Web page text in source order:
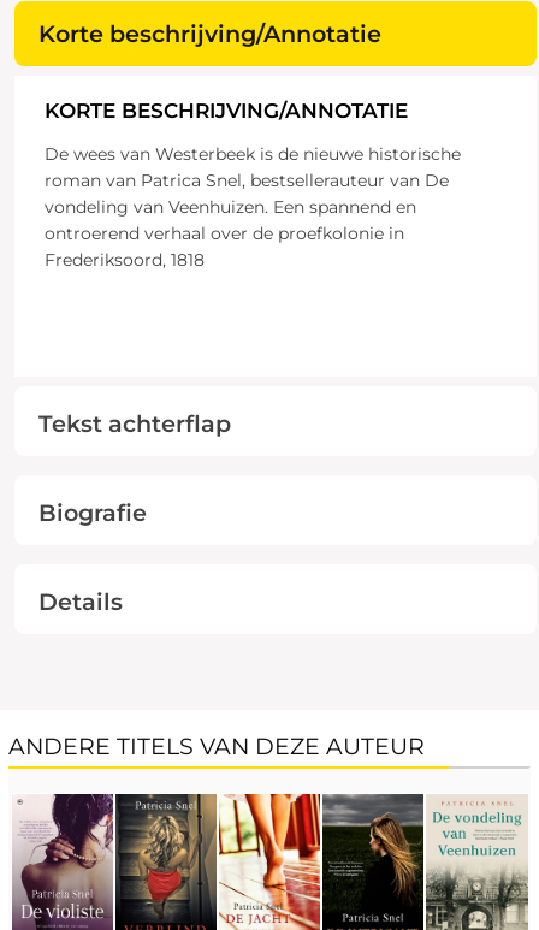
Korte beschrijving/Annotatie
KORTE BESCHRIJVING/ANNOTATIE
De wees van Westerbeek is de nieuwe historische
roman van Patrica Snel, bestsellerauteur van De
vondeling van Veenhuizen. Een spannend en
ontroerend verhaal over de proefkolonie in
Frederiksoord, 1818
Tekst achterflap
Biografie
Details
ANDERE TITELS VAN DEZE AUTEUR